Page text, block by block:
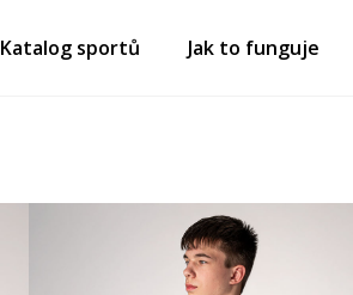
Katalog sportů Jak to funguje